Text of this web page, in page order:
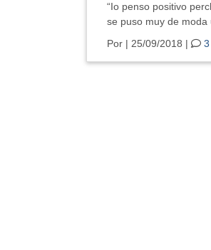
“Io penso positivo
se puso muy de
Por | 25/09/2018 |